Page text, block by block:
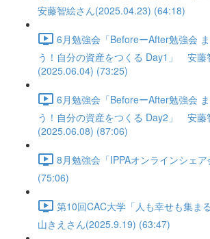
安藤智絵さん(2025.04.23) (64:18)
6月勉強会「BeforeーAfter勉強会
う！自分の資産をつくる Day1」 安藤
(2025.06.04) (73:25)
6月勉強会「BeforeーAfter勉強会
う！自分の資産をつくる Day2」 安藤
(2025.06.08) (87:06)
8月勉強会「IPPAオンラインシェ
(75:06)
第10回CAC大学「人も幸せも集ま
山きえさん(2025.9.19) (63:47)